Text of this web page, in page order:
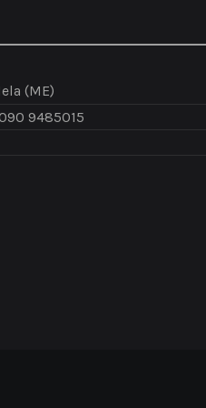
(ME)
9485015